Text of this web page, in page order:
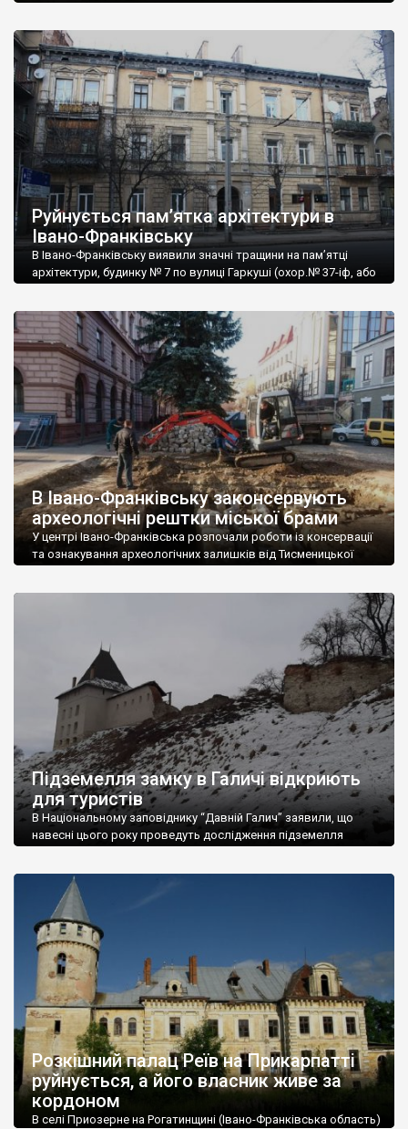
архітектури місцевого значення. Про те, що дах будівлі може
впасти до кінця 2021 року і не витримати зиму, били на сполох
і краєзнавці, і науковці, і архітектори”, – розповіла […]
Руйнується пам’ятка архітектури в
Івано-Франківську
В Івано-Франківську виявили значні тращини на пам’ятці
архітектури, будинку № 7 по вулиці Гаркуші (охор.№ 37-іф, або
його розлогий фасад, хоча і понівечений часом (буд. 1898
року) та мешканцями, зберігає свою поважність і позірну
пиху. Але незначні горизонтальні […]
В Івано-Франківську законсервують
археологічні рештки міської брами
У центрі Івано-Франківська розпочали роботи із консервації
та ознакування археологічних залишків від Тисменицької
Франківської міської ради. В першу чергу будуть ущільнювати
пісковий насип на території знахідки. Потім проведуть
ознакування залишків фрагментів Тисменицької брами, котрі
уже дослідили, розповів Головний спеціаліст відділу охорони
культурної […]
Підземелля замку в Галичі відкриють
для туристів
В Національному заповіднику “Давній Галич” заявили, що
навесні цього року проведуть дослідження підземелля
директора Національного заповідника “Давній Галич”
Володимир Олійник. Наразі науковці мають сканування
підземних ходів та сховищ Галицького замку. Їх провели
дослідники з Івано-Франківського національного технічного
університету нафти і […]
Розкішний палац Реїв на Прикарпатті
руйнується, а його власник живе за
кордоном
В селі Приозерне на Рогатинщині (Івано-Франківська область)